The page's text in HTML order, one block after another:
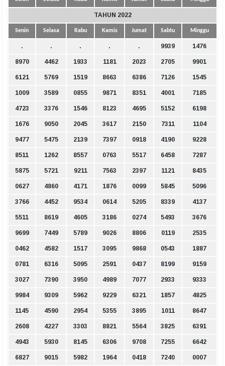
TAHUN 2022
Senin Selasa Rabu Kamis Jumat Sabtu Minggu
. . . . . 9939 1476
8970 4462 1933 1181 2023 2705 9901
6121 5769 1519 8663 6386 7126 1545
1009 3589 0855 9871 8351 4001 7185
4723 3376 1546 8123 4695 5152 6198
1676 9050 2045 3617 2150 7311 1104
9477 5475 2139 7397 0918 4190 9228
8511 1262 8557 0763 5517 6458 7287
5875 5721 9211 7563 2397 1121 8435
0627 4860 4171 1876 0099 5845 5096
3766 4452 9534 0614 5205 8339 4137
5511 8619 4605 3186 0274 5493 3676
9699 7449 5789 9026 8806 0119 2535
0462 4582 1517 3095 9868 0543 1887
0781 6316 5095 2591 0437 8199 9159
3027 7390 3950 4989 7077 2933 9333
9984 9309 5962 9229 6321 1857 4825
1145 4590 2954 5355 3895 1011 8647
2608 4227 3303 8821 5564 3825 6391
4943 5930 8145 6306 9708 7255 6642
6827 9015 5982 1964 0418 7240 0007